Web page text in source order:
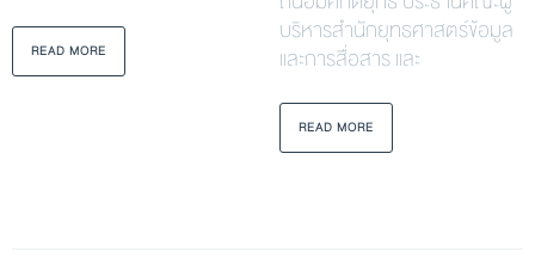
READ MORE
บริหารสำนักยุทธศาสตร์ข้อมูล
และการสื่อสาร และ
READ MORE